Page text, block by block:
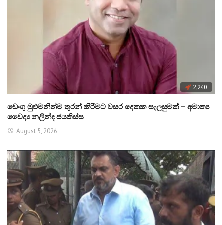
2,240
ඩෙංගු මුළුමනින්ම තුරන් කිරීමට වසර දෙකක සැලසුමක් – අමාත්‍ය
වෛද්‍ය නලින්ද ජයතිස්ස
August 5, 2026